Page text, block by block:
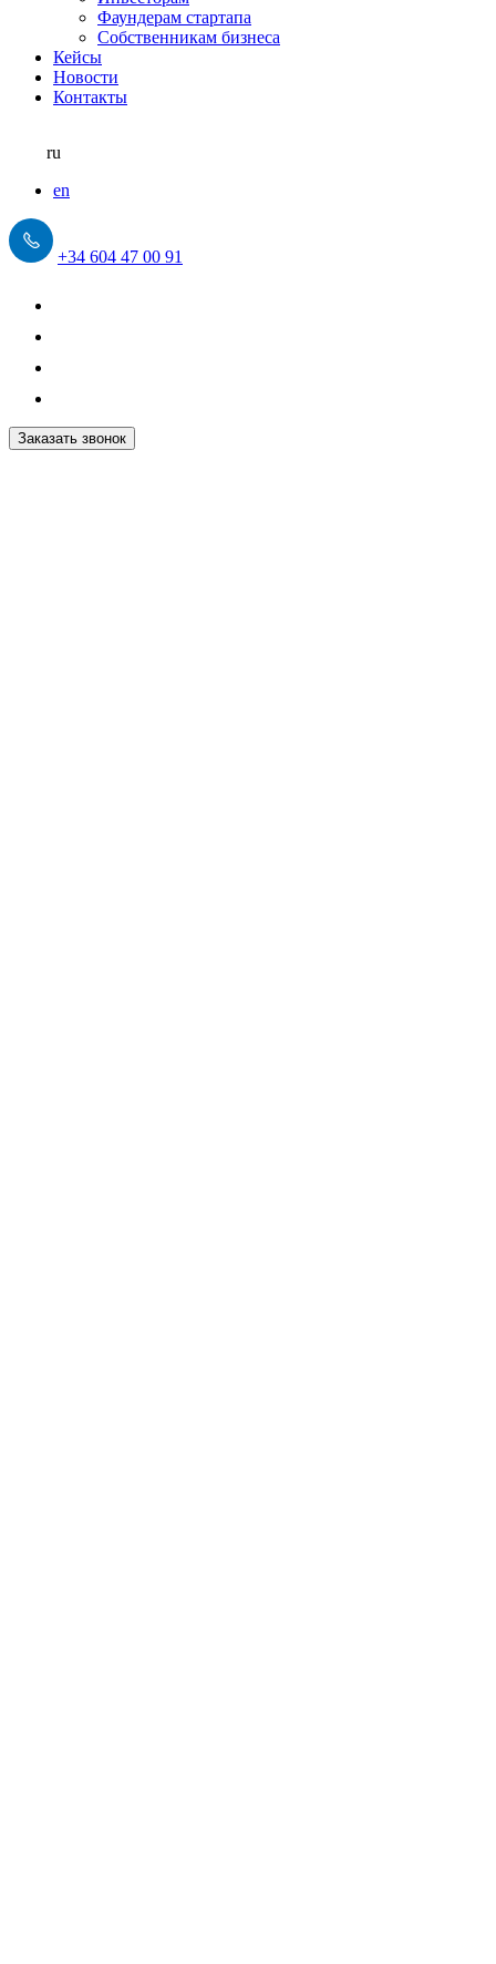
Фаундерам стартапа
Собственникам бизнеса
Кейсы
Новости
Контакты
ru
en
+34 604 47 00 91
Заказать звонок